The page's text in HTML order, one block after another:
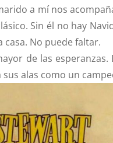
a mí nos
Sin él no hay
casa. No puede faltar.
de las esperanzas.
alas como un